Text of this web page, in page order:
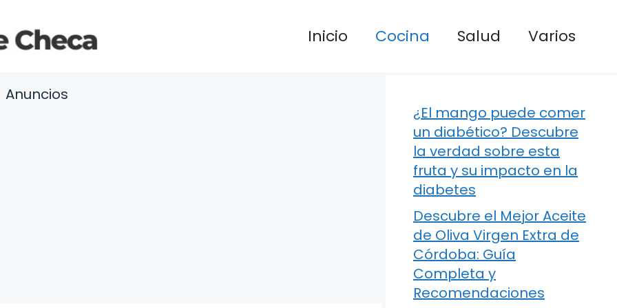
Inicio Cocina Salud Varios
Anuncios
¿El mango puede comer
un diabético? Descubre
la verdad sobre esta
fruta y su impacto en la
diabetes
Descubre el Mejor Aceite
de Oliva Virgen Extra de
Córdoba: Guía
Completa y
Recomendaciones